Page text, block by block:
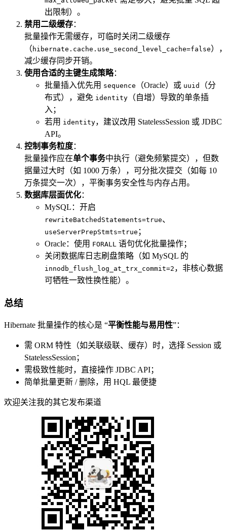
出限制）。
禁用二级缓存：
批量操作无需缓存，可临时关闭二级缓存
（ hibernate.cache.use_second_level_cache=false），
减少缓存同步开销。
使用合适的主键生成策略：
批量插入优先用 sequence （Oracle）或 uuid
（分
布式），避免 identity （自增）导致的单条插
入；
若用 identity，建议改用 StatelessSession 或 JDBC
API。
控制事务粒度：
批量操作应在单个事务中执行（避免频繁提交），但数
据量过大时（如 1000 万条），可分批次提交（如每 10
万条提交一次），平衡事务安全性与内存占用。
数据库层面优化：
MySQL：开启
rewriteBatchedStatements=true、
useServerPrepStmts=true ；
Oracle：使用 FORALL 语句优化批量操作；
关闭数据库日志刷盘策略（如 MySQL 的
innodb_flush_log_at_trx_commit=2 ，非核心数据
可牺牲一致性换性能）。
总结
Hibernate 批量操作的核心是 “平衡性能与易用性”：
需 ORM 特性（如关联级联、缓存）时，选择 Session 或
StatelessSession；
需极致性能时，直接操作 JDBC API；
简单批量更新 / 删除，用 HQL 最便捷
欢迎关注我的其它发布渠道